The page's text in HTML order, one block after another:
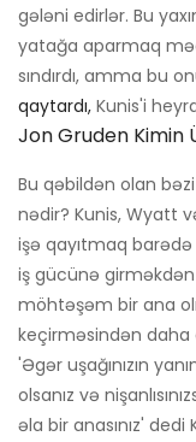
gələni edirlər. Bu
yatağa aparmaq
sındırdı, amma bu
qaytardı, Kunis'i
Jon Gruden Kimin
Bu qəbildən olan
nədir? Kunis, Wyatt
işə qayıtmaq
iş gücünə girməkdən
möhtəşəm bir ana
keçirməsindən daha
'Əgər uşağınızın
olsanız və
əla bir anasınız' dedi